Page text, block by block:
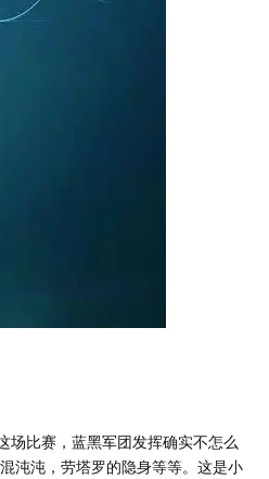
场比赛，蓝黑军团发挥确实不怎么
沌沌，劳塔罗的隐身等等。这是小